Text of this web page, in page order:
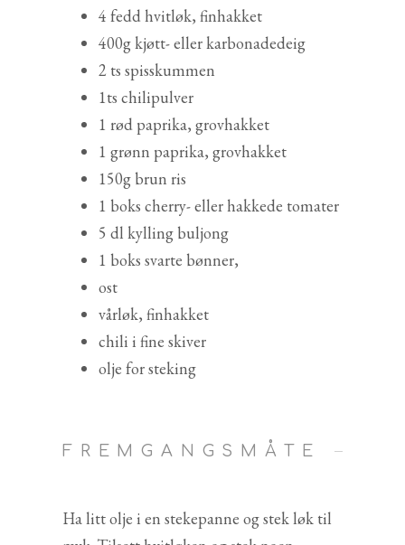
4 fedd hvitløk, finhakket
400g kjøtt- eller karbonadedeig
2 ts spisskummen
1ts chilipulver
1 rød paprika, grovhakket
1 grønn paprika, grovhakket
150g brun ris
1 boks cherry- eller hakkede tomater
5 dl kylling buljong
1 boks svarte bønner,
ost
vårløk, finhakket
chili i fine skiver
olje for steking
FREMGANGSMÅTE
Ha litt olje i en stekepanne og stek løk til